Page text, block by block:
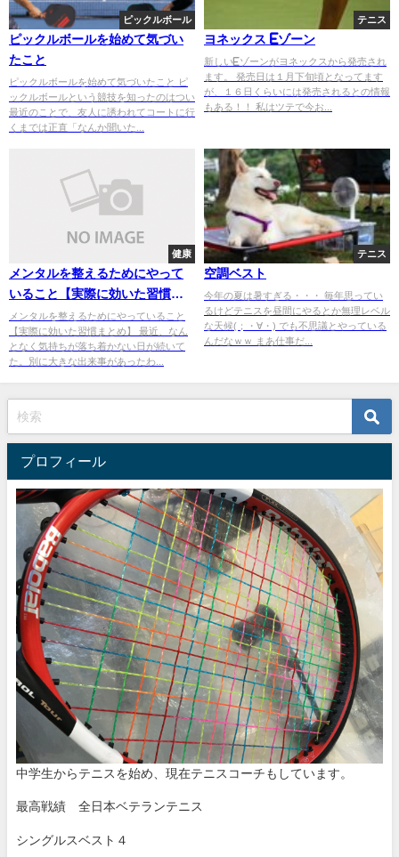
ピックルボール
ピックルボールを始めて気づい
たこと
ピックルボールを始めて気づいたこと ピ
ックルボールという競技を知ったのはつい
最近のことで、友人に誘われてコートに行
くまでは正直「なんか聞いた...
テニス
ヨネックス Eゾーン
新しいEゾーンがヨネックスから発売され
ます。 発売日は１月下旬頃となってます
が、１６日くらいには発売されるとの情報
もある！！ 私はツテで今お...
健康
メンタルを整えるためにやって
いること【実際に効いた習慣ま
とめ】
メンタルを整えるためにやっていること
【実際に効いた習慣まとめ】 最近、なん
となく気持ちが落ち着かない日が続いて
た。別に大きな出来事があったわ...
テニス
空調ベスト
今年の夏は暑すぎる・・・ 毎年思ってい
るけどテニスを昼間にやるとか無理レベル
な天候(；・∀・) でも不思議とやっている
んだなｗｗ まあ仕事だ...
プロフィール
中学生からテニスを始め、現在テニスコーチもしています。
最高戦績 全日本ベテランテニス
シングルスベスト４